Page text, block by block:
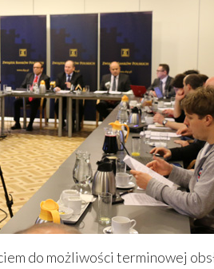
do możliwości terminowej